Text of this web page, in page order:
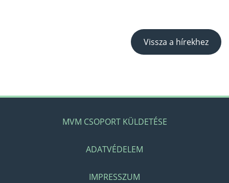
Vissza a hírekhez
MVM CSOPORT KÜLDETÉSE
ADATVÉDELEM
IMPRESSZUM